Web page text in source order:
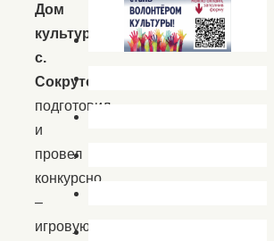
Дом
культуры
с.
Сокрутовка
подготовил
и
провел
конкурсно
–
игровую